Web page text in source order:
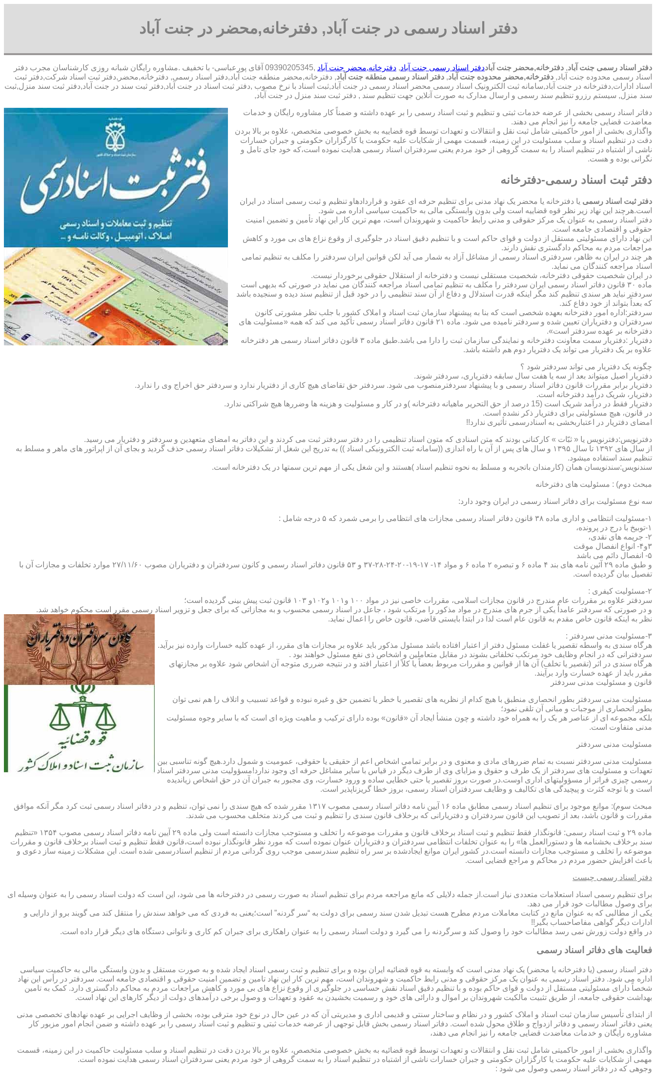
دفتر اسناد رسمی در جنت آباد, دفترخانه,محضر در جنت آباد
دفتر اسناد رسمی جنت آباد, دفترخانه,محضر جنت آباددفتر اسناد رسمی جنت آباد, دفترخانه,محضر جنت آباد
,09390205345 آقای پورعباسی- با تخفیف .مشاوره رايگان شبانه روزی کارشناسان مجرب دفتر
اسناد رسمی محدوده جنت آباد, دفترخانه,محضر محدوده جنت آباد, دفتر اسناد رسمی منطقه جنت آباد, دفترخانه,محضر منطقه جنت آباد,دفتر اسناد رسمی, دفترخانه,محضر,دفتر ثبت اسناد شرکت,دفتر ثبت
اسناد ادارات,دفترخانه در جنت آباد,سامانه ثبت الکترونیک اسناد رسمی محضر اسناد رسمی در جنت آباد,ثبت اسناد با نرخ مصوب ,دفتر ثبت اسناد در جنت آباد,دفتر ثبت سند در جنت آباد,دفتر ثبت سند منزل,ثبت
سند منزل, سیستم رزرو تنظیم سند رسمی و ارسال مدارک به صورت آنلاین جهت تنظیم سند , دفتر ثبت سند منزل در جنت آباد,
دفاتر اسناد رسمی بخشی از عرضه خدمات ثبتی و تنظیم و ثبت اسناد رسمی را بر عهده داشته و ضمناً کار مشاوره رایگان و خدمات
معاضدت قضایی جامعه را نیز انجام می دهند.
واگذاری بخشی از امور حاکمیتی شامل ثبت نقل و انتقالات و تعهدات توسط قوه قضاییه به بخش خصوصی متخصص، علاوه بر بالا بردن
دقت در تنظیم اسناد و سلب مسئولیت در این زمینه، قسمت مهمی از شکایات علیه حکومت یا کارگزاران حکومتی و جبران خسارات
ناشی از اشتباه در تنظیم اسناد را به سمت گروهی از خود مردم یعنی سردفتران اسناد رسمی هدایت نموده است،که خود جای تامل و
نگرانی بوده و هست.
دفتر ثبت اسناد رسمی-دفترخانه
دفتر ثبت اسناد رسمی یا دفترخانه یا محضر یک نهاد مدنی برای تنظیم حرفه ای عقود و قراردادهاو تنظیم و ثبت رسمی اسناد در ایران
است.هرچند این نهاد زیر نظر قوه قضاییه است ولی بدون وابستگی مالی به حاکمیت سیاسی اداره می شود.
دفتر اسناد رسمی به عنوان یک مرکز حقوقی و مدنی رابط حاکمیت و شهروندان است، مهم ترین کار این نهاد تأمین و تضمین امنیت
حقوقی و اقتصادی جامعه است.
این نهاد دارای مسئولیتی مستقل از دولت و قوای حاکم است و با تنظیم دقیق اسناد در جلوگیری از وقوع نزاع های بی مورد و کاهش
مراجعات مردم به محاکم دادگستری نقش دارند.
هر چند در ایران به ظاهر، سردفتری اسناد رسمی از مشاغل آزاد به شمار می آید لکن قوانین ایران سردفتر را مکلف به تنظیم تمامی
اسناد مراجعه کنندگان می نماید.
در ایران شخصیت حقوقی دفترخانه، شخصیت مستقلی نیست و دفترخانه از استقلال حقوقی برخوردار نیست.
ماده ۳۰ قانون دفاتر اسناد رسمی ایران سردفتر را مکلف به تنظیم تمامی اسناد مراجعه کنندگان می نماید در صورتی که بدیهی است
سردفتر نباید هر سندی تنظیم کند مگر اینکه قدرت استدلال و دفاع از آن سند تنظیمی را در خود قبل از تنظیم سند دیده و سنجیده باشد
که بعداً بتواند از خود دفاع کند.
سردفتر:اداره امور دفترخانه بعهده شخصی است که بنا به پیشنهاد سازمان ثبت اسناد و املاک کشور با جلب نظر مشورتی کانون
سردفتران و دفتریاران تعیین شده و سردفتر نامیده می شود. ماده ۲۱ قانون دفاتر اسناد رسمی تأکید می کند که همه «مسئولیت های
دفترخانه بر عهده سردفتر است».
دفتریار :دفتریار سمت معاونت دفترخانه و نمایندگی سازمان ثبت را دارا می باشد.طبق ماده ۳ قانون دفاتر اسناد رسمی هر دفترخانه
علاوه بر یک دفتریار می تواند یک دفتریار دوم هم داشته باشد.
چگونه یک دفتریار می تواند سردفتر شود ؟
دفتریار اصیل میتواند بعد از سه یا هفت سال سابقه دفتریاری، سردفتر شوند.
دفتریار برابر مقررات قانون دفاتر اسناد رسمی و با پیشنهاد سردفترمنصوب می شود. سردفتر حق تقاضای هیچ کاری از دفتریار ندارد و سردفتر حق اخراج وی را ندارد.
دفتریار، شریک درآمد دفترخانه است.
دفتریار فقط در درآمد شریک است (15 درصد از حق التحریر ماهیانه دفترخانه )و در کار و مسئولیت و هزینه ها وضررها هیچ شراکتی ندارد.
در قانون، هیچ مسئولیتی برای دفتریار ذکر نشده است.
امضای دفتریار در اعتباربخشی به اسنادرسمی تأثیری ندارد!!
دفترنویس:دفترنویس یا « ثبّات » کارکنانی بودند که متن اسنادی که متون اسناد تنظیمی را در دفتر سردفتر ثبت می کردند و این دفاتر به امضای متعهدین و سردفتر و دفتریار می رسید.
از سال های ۱۳۹۲ تا سال ۱۳۹۵ و سال های پس از آن با راه اندازی ((سامانه ثبت الکترونیکی اسناد )) به تدریج این شغل از تشکیلات دفاتر اسناد رسمی حذف گردید و بجای آن از اپراتور های ماهر و مسلط به
تنظیم سند استفاده میشود.
سندنویس:سندنویسان همان (کارمندان باتجربه و مسلط به نحوه تنظیم اسناد )هستند و این شغل یکی از مهم ترین سمتها در یک دفترخانه است.
مبحث دوم) : مسئولیت های دفترخانه
سه نوع مسئولیت برای دفاتر اسناد رسمی در ایران وجود دارد:
۱-مسئولیت انتظامی و اداری ماده ۳۸ قانون دفاتر اسناد رسمی مجازات های انتظامی را برمی شمرد که ۵ درجه شامل :
۱-توبیخ با درج در پرونده،
۲- جریمه های نقدی،
۳و۴- انواع انفصال موقت
۵- انفصال دائم می باشد
و طبق ماده ۲۹ آئین نامه های بند ۴ ماده ۶ و تبصره ۲ ماده ۶ و مواد ۱۴- ۱۷-۱۹-۲۰-۲۴-۲۸-۳۷ و ۵۳ قانون دفاتر اسناد رسمی و کانون سردفتران و دفتریاران مصوب ۲۷/۱۱/۶۰ موارد تخلفات و مجازات آن با
تفصیل بیان گردیده است.
۲-مسئولیت کیفری :
سردفتر علاوه بر مقررات عام مندرج در قانون مجازات اسلامی، مقررات خاصی نیز در مواد ۱۰۰ و۱۰۱ و۱۰۲و ۱۰۳ قانون ثبت پیش بینی گردیده است؛
و در صورتی که سردفتر عامداً یکی از جرم های مندرج در مواد مذکور را مرتکب شود ، جاعل در اسناد رسمی محسوب و به مجازاتی که برای جعل و تزویر اسناد رسمی مقرر است محکوم خواهد شد.
نظر به اینکه قانون خاص مقدم به قانون عام است لذا در ابتدا بایستی قاضی، قانون خاص را اعمال نماید.
۳-مسئولیت مدنی سردفتر :
هرگاه سندی به واسطه تقصیر یا غفلت مسئول دفتر از اعتبار افتاده باشد مسئول مذکور باید علاوه بر مجازات های مقرر، از عهده کلیه خسارات وارده نیز برآید.
سردفترانی که در انجام وظایف خود مرتکب تخلفاتی بشوند در مقابل متعاملین و اشخاص ذی نفع مسئول خواهند بود .
هرگاه سندی در اثر (تقصیر یا تخلف) آن ها از قوانین و مقررات مربوط بعضاً یا کلاً از اعتبار افتد و در نتیجه ضرری متوجه آن اشخاص شود علاوه بر مجازتهای
مقرر باید از عهده خسارت وارد برآیند.
قانون و مسئولیت مدنی سردفتر
مسئولیت مدنی سردفتر بطور انحصاری منطبق با هیچ کدام از نظریه های تقصیر یا خطر یا تضمین حق و غیره نبوده و قواعد تسبیب و اتلاف را هم نمی توان
بطور انحصاری از موجبات و مبانی آن تلقی نمود؛
بلکه مجموعه ای از عناصر هر یک را به همراه خود داشته و چون منشأ ایجاد آن «قانون» بوده دارای ترکیب و ماهیت ویژه ای است که با سایر وجوه مسئولیت
مدنی متفاوت است.
مسئولیت مدنی سردفتر
مسئولیت مدنی سردفتر نسبت به تمام ضررهای مادی و معنوی و در برابر تمامی اشخاص اعم از حقیقی یا حقوقی، عمومیت و شمول دارد.هیچ گونه تناسبی بین
تعهدات و مسئولیت های سردفتر از یک طرف و حقوق و مزایای وی از طرف دیگر در قیاس با سایر مشاغل حرفه ای وجود ندارد!مسؤولیت مدنی سردفتر اسناد
رسمی چیزی فراتر از مسؤولیتهای اداری اوست.در صورت بروز تقصیر یا حتی خطایی ساده و ورود خسارت، وی مجبور به جبران آن در حق اشخاص زیاندیده
است و با توجه کثرت و پیچیدگی های تکالیف و وظایف سردفتران اسناد رسمی، بروز خطا گریزناپذیر است.
مبحث سوم): موانع موجود برای تنظیم اسناد رسمی مطابق ماده ۱۶ آیین نامه دفاتر اسناد رسمی مصوب ۱۳۱۷ مقرر شده که هیچ سندی را نمی توان، تنظیم و در دفاتر اسناد رسمی ثبت کرد مگر آنکه موافق
مقررات و قانون باشد، بعد از تصویب این قانون سردفتران و دفتریارانی که برخلاف قانون سندی را تنظیم و ثبت می کردند متخلف محسوب می شدند.
ماده ۲۹ و ثبت اسناد رسمی: قانونگذار فقط تنظیم و ثبت اسناد برخلاف قانون و مقررات موضوعه را تخلف و مستوجب مجازات دانسته است ولی ماده ۲۹ آیین نامه دفاتر اسناد رسمی مصوب ۱۳۵۴ «تنظیم
سند برخلاف بخشنامه ها و دستورالعمل ها» را به عنوان تخلفات انتظامی سردفتران و دفتریاران عنوان نموده است که مورد نظر قانونگذار نبوده است،قانون فقط تنظیم و ثبت اسناد برخلاف قانون و مقررات
موضوعه را تخلف و مستوجب مجازات دانسته است.در کشور ایران موانع ایجادشده بر سر راه تنظیم سندرسمی موجب روی گردانی مردم از تنظیم اسنادرسمی شده است. این مشکلات زمینه ساز دعوی و
باعث افزایش حضور مردم در محاکم و مراجع قضایی است.
دفتر اسناد رسمی چیست
برای تنظیم رسمی اسناد استعلامات متعددی نیاز است.از جمله دلایلی که مانع مراجعه مردم برای تنظیم اسناد به صورت رسمی در دفترخانه ها می شود، این است که دولت اسناد رسمی را به عنوان وسیله ای
برای وصول مطالبات خود قرار می دهد.
یکی از مطالبی که به عنوان مانع در کتابت معاملات مردم مطرح هست تبدیل شدن سند رسمی برای دولت به “سر گردنه” است؛یعنی به فردی که می خواهد سندش را منتقل کند می گویند برو از دارایی و
ادارات دیگر گواهی مفاصاحساب بگیر!!
در واقع دولت زورش نمی رسد مطالبات خود را وصول کند و سرگردنه را می گیرد و دولت اسناد رسمی را به عنوان راهکاری برای جبران کم کاری و ناتوانی دستگاه های دیگر قرار داده است.
فعالیت های دفاتر اسناد رسمی
دفتر اسناد رسمی (یا دفترخانه یا محضر) یک نهاد مدنی است که وابسته به قوه قضائیه ایران بوده و برای تنظیم و ثبت رسمی اسناد ایجاد شده و به صورت مستقل و بدون وابستگی مالی به حاکمیت سیاسی
اداره می شود. دفتر اسناد رسمی به عنوان یک مرکز حقوقی و مدنی رابط حاکمیت و شهروندان است، مهم ترین کار این نهاد تامین و تضمین امنیت حقوقی و اقتصادی جامعه است. سردفتر در رأس این نهاد
شخصاً دارای مسئولیتی مستقل از دولت و قوای حاکم بوده و با تنظیم دقیق اسناد نقش حساسی در جلوگیری از وقوع نزاع های بی مورد و کاهش مراجعات مردم به محاکم دادگستری دارد. کمک به تامین
بهداشت حقوقی جامعه، از طریق تثبیت مالکیت شهروندان بر اموال و دارائی های خود و رسمیت بخشیدن به عقود و تعهدات و وصول برخی درآمدهای دولت از دیگر کارهای این نهاد است.
از ابتدای تأسیس سازمان ثبت اسناد و املاک کشور و در نظام و ساختار سنتی و قدیمی اداری و مدیریتی آن که در عین حال در نوع خود مترقی بوده، بخشی از وظایف اجرایی بر عهده نهادهای تخصصی مدنی
یعنی دفاتر اسناد رسمی و دفاتر ازدواج و طلاق محول شده است. دفاتر اسناد رسمی بخش قابل توجهی از عرضه خدمات ثبتی و تنظیم و ثبت اسناد رسمی را بر عهده داشته و ضمن انجام امور مزبور کار
مشاوره رایگان و خدمات معاضدت قضایی جامعه را نیز انجام می دهند،
واگذاری بخشی از امور حاکمیتی شامل ثبت نقل و انتقالات و تعهدات توسط قوه قضائیه به بخش خصوصی متخصص، علاوه بر بالا بردن دقت در تنظیم اسناد و سلب مسئولیت حاکمیت در این زمینه، قسمت
مهمی از شکایات علیه حکومت یا کارگزاران حکومتی و جبران خسارات ناشی از اشتباه در تنظیم اسناد را به سمت گروهی از خود مردم یعنی سردفتران اسناد رسمی هدایت نموده است.
وجوهی که در دفاتر اسناد رسمی وصول می شود :